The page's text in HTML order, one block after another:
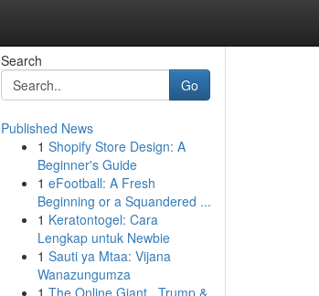
Search
Go
Published News
1 Shopify Store Design: A
Beginner's Guide
1 eFootball: A Fresh
Beginning or a Squandered ...
1 Keratontogel: Cara
Lengkap untuk Newbie
1 Sauti ya Mtaa: Vijana
Wanazungumza
1 The Online Giant , Trump &